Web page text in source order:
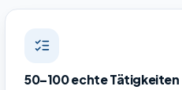
50–100 echte Tätigkeiten